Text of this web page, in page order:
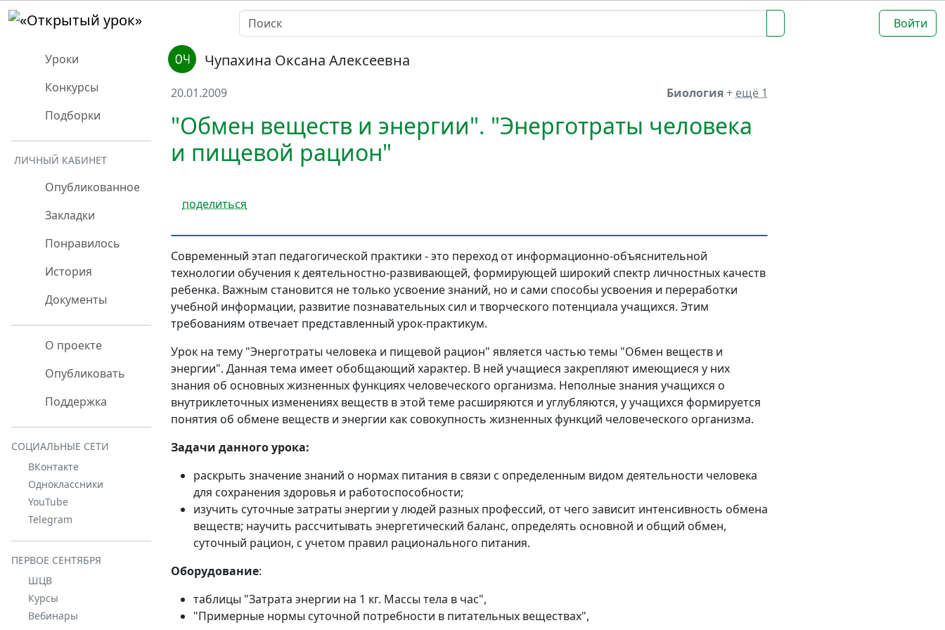
Войти
Уроки
Конкурсы
Подборки
ЛИЧНЫЙ КАБИНЕТ
Опубликованное
Закладки
Понравилось
История
Документы
О проекте
Опубликовать
Поддержка
СОЦИАЛЬНЫЕ СЕТИ
ВКонтакте
Одноклассники
YouTube
Telegram
ПЕРВОЕ СЕНТЯБРЯ
ШЦВ
Курсы
Вебинары
Чупахина Оксана Алексеевна
20.01.2009 Биология+ ещё 1
"Обмен веществ и энергии". "Энерготраты человека
и пищевой рацион"
поделиться
Современный этап педагогической практики - это переход от информационно-объяснительной
технологии обучения к деятельностно-развивающей, формирующей широкий спектр личностных качеств
ребенка. Важным становится не только усвоение знаний, но и сами способы усвоения и переработки
учебной информации, развитие познавательных сил и творческого потенциала учащихся. Этим
требованиям отвечает представленный урок-практикум.
Урок на тему "Энерготраты человека и пищевой рацион" является частью темы "Обмен веществ и
энергии". Данная тема имеет обобщающий характер. В ней учащиеся закрепляют имеющиеся у них
знания об основных жизненных функциях человеческого организма. Неполные знания учащихся о
внутриклеточных изменениях веществ в этой теме расширяются и углубляются, у учащихся формируется
понятия об обмене веществ и энергии как совокупность жизненных функций человеческого организма.
Задачи данного урока:
раскрыть значение знаний о нормах питания в связи с определенным видом деятельности человека
для сохранения здоровья и работоспособности;
изучить суточные затраты энергии у людей разных профессий, от чего зависит интенсивность обмена
веществ; научить рассчитывать энергетический баланс, определять основной и общий обмен,
суточный рацион, с учетом правил рационального питания.
Оборудование:
таблицы "Затрата энергии на 1 кг. Массы тела в час",
"Примерные нормы суточной потребности в питательных веществах",